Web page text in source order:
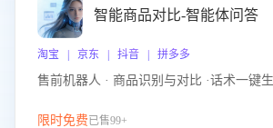
智能商品对比-智能体问答
淘宝 | 京东 | 抖音 | 拼多多
售前机器人 · 商品识别与对比 ·话术一键
限时免费已售99+